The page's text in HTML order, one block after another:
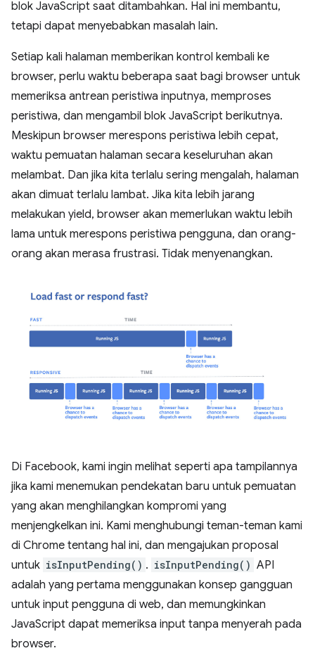
blok JavaScript saat ditambahkan. Hal ini membantu,
tetapi dapat menyebabkan masalah lain.
Setiap kali halaman memberikan kontrol kembali ke
browser, perlu waktu beberapa saat bagi browser untuk
memeriksa antrean peristiwa inputnya, memproses
peristiwa, dan mengambil blok JavaScript berikutnya.
Meskipun browser merespons peristiwa lebih cepat,
waktu pemuatan halaman secara keseluruhan akan
melambat. Dan jika kita terlalu sering mengalah, halaman
akan dimuat terlalu lambat. Jika kita lebih jarang
melakukan yield, browser akan memerlukan waktu lebih
lama untuk merespons peristiwa pengguna, dan orang-
orang akan merasa frustrasi. Tidak menyenangkan.
Di Facebook, kami ingin melihat seperti apa tampilannya
jika kami menemukan pendekatan baru untuk pemuatan
yang akan menghilangkan kompromi yang
menjengkelkan ini. Kami menghubungi teman-teman kami
di Chrome tentang hal ini, dan mengajukan proposal
untuk isInputPending() . isInputPending() API
adalah yang pertama menggunakan konsep gangguan
untuk input pengguna di web, dan memungkinkan
JavaScript dapat memeriksa input tanpa menyerah pada
browser.